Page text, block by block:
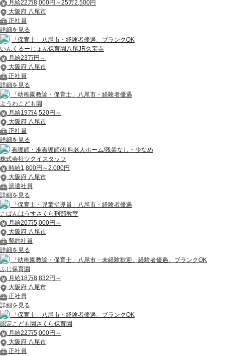
月給22万8,000円～25万2,500円
大阪府 八尾市
正社員
詳細を見る
「保育士」八尾市・経験者優遇、ブランクOK
いんくるーじょん保育園八尾JR久宝寺
月給23万円～
大阪府 八尾市
正社員
詳細を見る
「幼稚園教諭・保育士」八尾市・経験者優遇
ようわこども園
月給19万4,520円～
大阪府 八尾市
正社員
詳細を見る
看護師・准看護師/有料老人ホーム/残業なし・少なめ
株式会社ツクイスタッフ
時給1,800円～2,000円
大阪府 八尾市
派遣社員
詳細を見る
「保育士・児童指導員」八尾市・経験者優遇
こぱんはうすさくら刑部教室
月給20万5,000円～
大阪府 八尾市
契約社員
詳細を見る
「幼稚園教諭・保育士」八尾市・未経験歓迎、経験者優遇、ブランクOK
ふじ保育園
月給18万8,832円～
大阪府 八尾市
正社員
詳細を見る
「保育士」八尾市・経験者優遇、ブランクOK
認定こども園さくら保育園
月給22万5,000円～
大阪府 八尾市
正社員